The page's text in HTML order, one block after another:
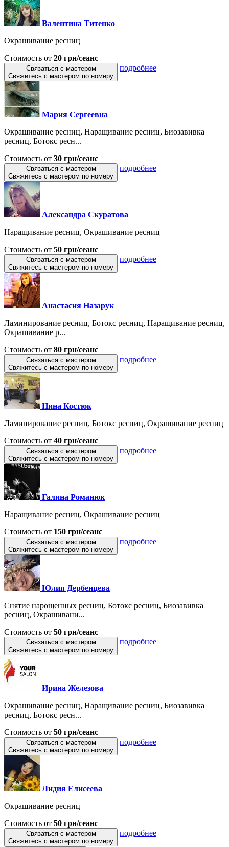
Валентина Титенко
Окрашивание ресниц
Стоимость от 20 грн/сеанс
Связаться с мастером
Свяжитесь с мастером по номеру
подробнее
Мария Сергеевна
Окрашивание ресниц, Наращивание ресниц, Биозавивка
ресниц, Ботокс ресн...
Стоимость от 30 грн/сеанс
Связаться с мастером
Свяжитесь с мастером по номеру
подробнее
Александра Скуратова
Наращивание ресниц, Окрашивание ресниц
Стоимость от 50 грн/сеанс
Связаться с мастером
Свяжитесь с мастером по номеру
подробнее
Анастасия Назарук
Ламинирование ресниц, Ботокс ресниц, Наращивание ресниц,
Окрашивание р...
Стоимость от 80 грн/сеанс
Связаться с мастером
Свяжитесь с мастером по номеру
подробнее
Нина Костюк
Ламинирование ресниц, Ботокс ресниц, Окрашивание ресниц
Стоимость от 40 грн/сеанс
Связаться с мастером
Свяжитесь с мастером по номеру
подробнее
Галина Романюк
Наращивание ресниц, Окрашивание ресниц
Стоимость от 150 грн/сеанс
Связаться с мастером
Свяжитесь с мастером по номеру
подробнее
Юлия Дербенцева
Снятие нарощенных ресниц, Ботокс ресниц, Биозавивка
ресниц, Окрашивани...
Стоимость от 50 грн/сеанс
Связаться с мастером
Свяжитесь с мастером по номеру
подробнее
Ирина Железова
Окрашивание ресниц, Наращивание ресниц, Биозавивка
ресниц, Ботокс ресн...
Стоимость от 50 грн/сеанс
Связаться с мастером
Свяжитесь с мастером по номеру
подробнее
Лидия Елисеева
Окрашивание ресниц
Стоимость от 50 грн/сеанс
Связаться с мастером
Свяжитесь с мастером по номеру
подробнее